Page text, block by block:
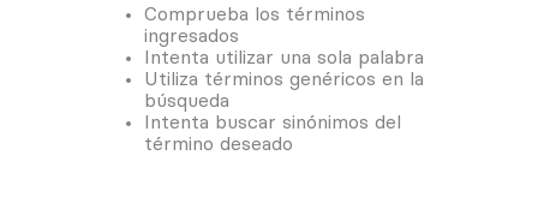
Comprueba los términos
ingresados
Intenta utilizar una sola palabra
Utiliza términos genéricos en la
búsqueda
Intenta buscar sinónimos del
término deseado